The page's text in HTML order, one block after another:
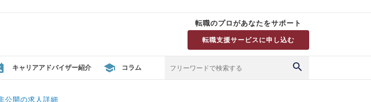
転職のプロがあなたをサポート
転職支援サービスに申し込む
キャリアアドバイザー紹介 コラム
公開の求人詳細